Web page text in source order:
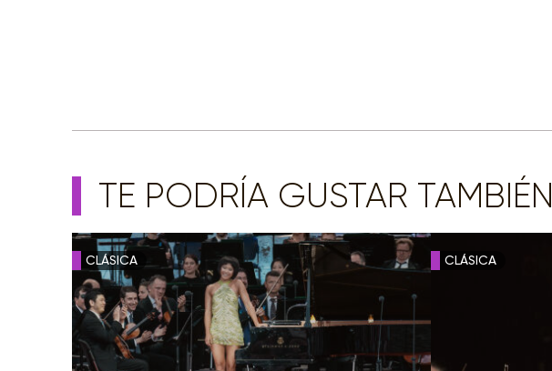
TE PODRÍA GUSTAR TAMBIÉN
CLÁSICA CLÁSICA